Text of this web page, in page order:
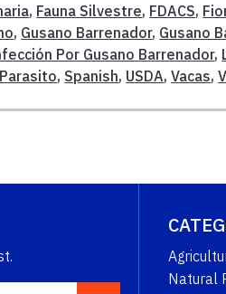
, Fauna Silvestre, FDACS,
, Gusano Barrenador, Gusano
Por Gusano Barrenador,
Parasito, Spanish, USDA,Vacas,
Natural